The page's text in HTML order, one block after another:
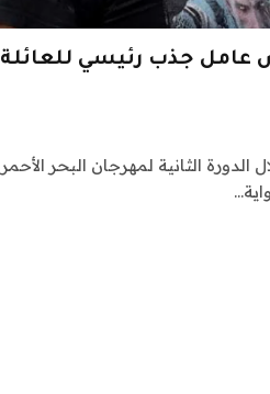
عامل جذب رئيسي للعائلة
الثانية لمهرجان البحر الأحمر